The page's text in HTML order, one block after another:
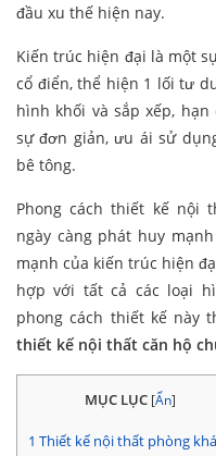
đầu xu thế hiện nay.
Kiến trúc hiện đại là một
cổ điển, thể hiện 1 lối tư
hình khối và sắp xếp,
sự đơn giản, ưu ái sử
bê tông.
Phong cách thiết kế nội
ngày càng phát huy
mạnh của kiến trúc hiện
hợp với tất cả các loại
phong cách thiết kế này
thiết kế nội thất căn hộ
MỤC LỤC [Ẩn]
1 Thiết kế nội thất phòng